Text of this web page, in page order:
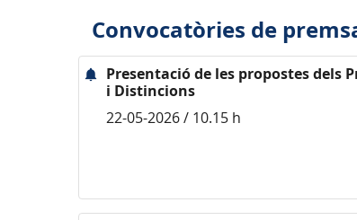
Convocatòries de
Presentació de les propostes dels
i Distincions
22-05-2026 / 10.15 h